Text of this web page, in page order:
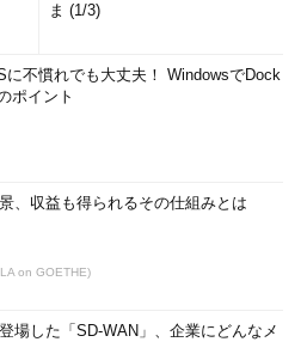
ま (1/3)
に不慣れでも大丈夫！ WindowsでDock
ポイント
、収益も得られるその仕組みとは
on GOETHE)
場した「SD-WAN」、企業にどんなメ